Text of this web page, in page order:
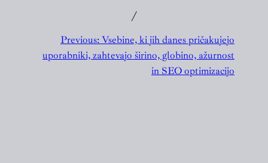
╱
Previous:Vsebine, ki jih danes pričakujejo
uporabniki, zahtevajo širino, globino, ažurnost
in SEO optimizacijo